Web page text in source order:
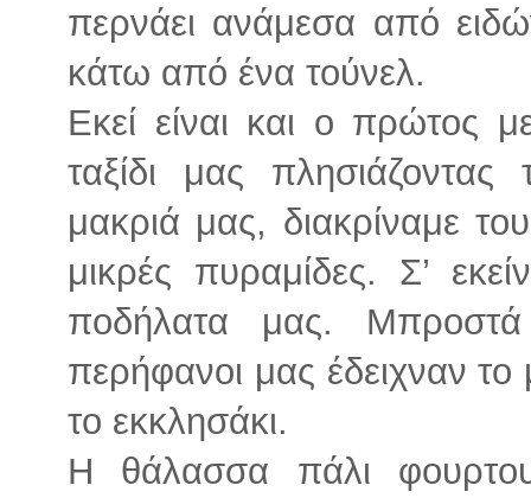
περνάει ανάμεσα από
κάτω από ένα τούνελ.
Εκεί είναι και ο πρώτος
ταξίδι μας
μακριά μας, διακρίναμε
μικρές πυραμίδες. Σ’
ποδήλατα μας.
περήφανοι μας έδειχναν
το εκκλησάκι.
Η θάλασσα πάλι